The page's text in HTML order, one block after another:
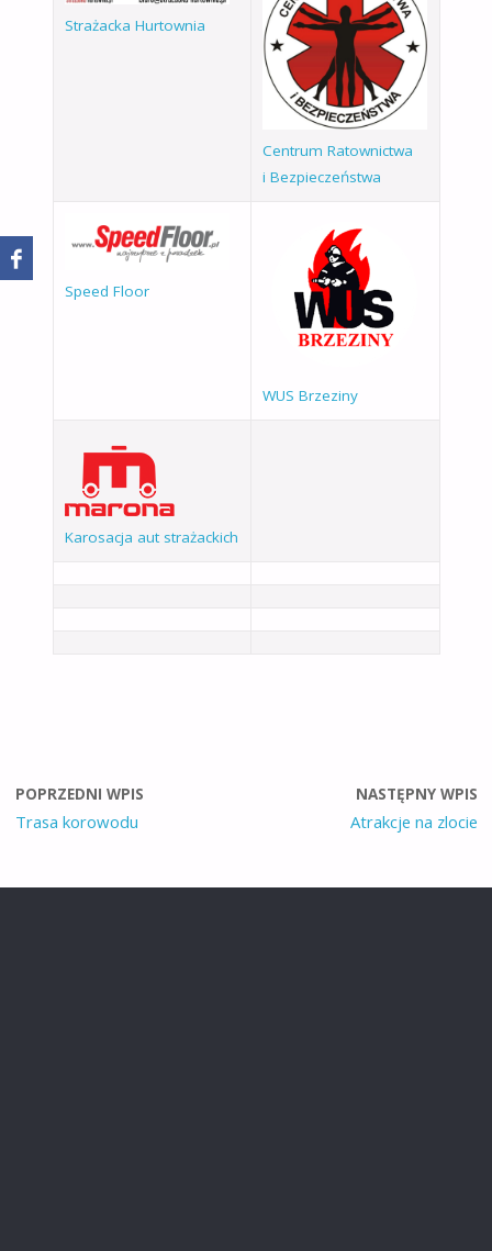
Strażacka Hurtownia
Centrum Ratownictwa
i Bezpieczeństwa
Speed Floor
WUS Brzeziny
Karosacja aut strażackich
POPRZEDNI WPIS
Trasa korowodu
NASTĘPNY WPIS
Atrakcje na zlocie